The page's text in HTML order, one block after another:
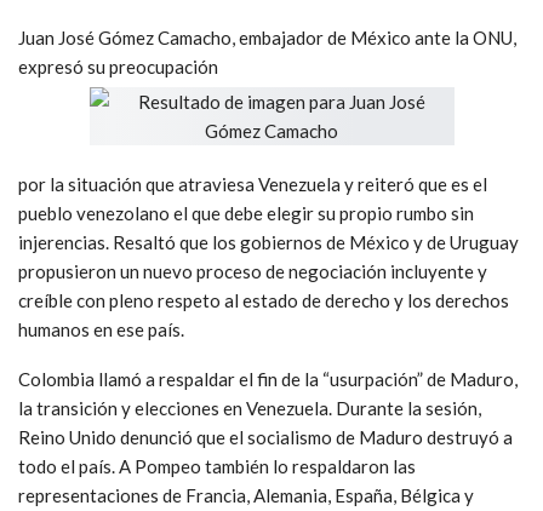
Juan José Gómez Camacho, embajador de México ante la ONU,
expresó su preocupación
por la situación que atraviesa Venezuela y reiteró que es el
pueblo venezolano el que debe elegir su propio rumbo sin
injerencias. Resaltó que los gobiernos de México y de Uruguay
propusieron un nuevo proceso de negociación incluyente y
creíble con pleno respeto al estado de derecho y los derechos
humanos en ese país.
Colombia llamó a respaldar el fin de la “usurpación” de Maduro,
la transición y elecciones en Venezuela. Durante la sesión,
Reino Unido denunció que el socialismo de Maduro destruyó a
todo el país. A Pompeo también lo respaldaron las
representaciones de Francia, Alemania, España, Bélgica y